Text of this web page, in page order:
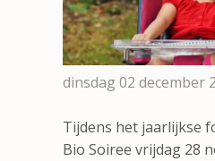
dinsdag 02 december
Tijdens het jaarlijkse
Bio Soiree vrijdag 28